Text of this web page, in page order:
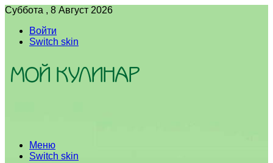
Суббота , 8 Август 2026
Войти
Switch skin
Меню
Switch skin